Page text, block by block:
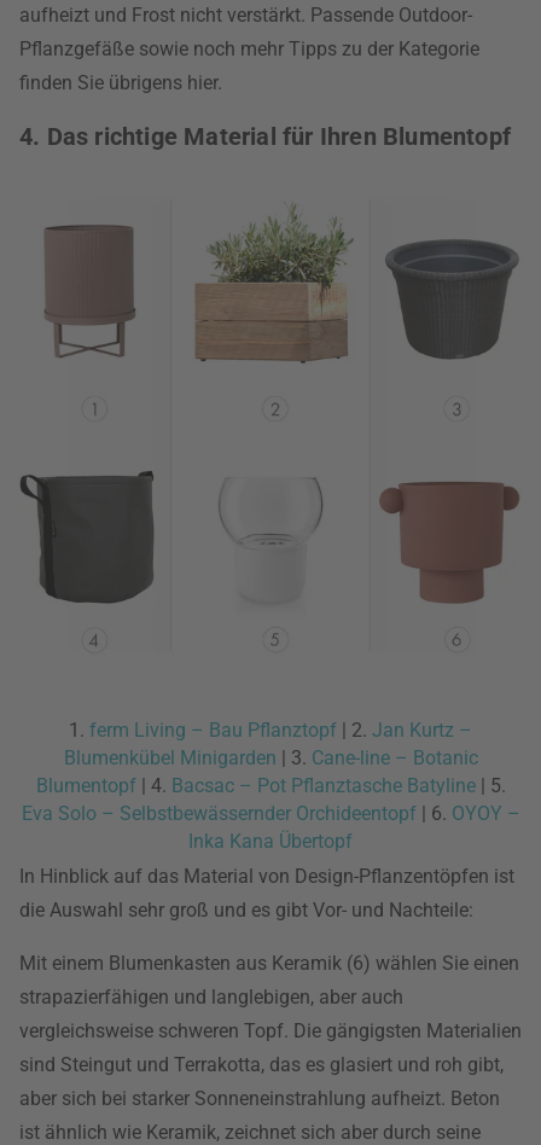
aufheizt und Frost nicht verstärkt. Passende Outdoor-
Pflanzgefäße sowie noch mehr Tipps zu der Kategorie
finden Sie übrigens hier.
4. Das richtige Material für Ihren Blumentopf
1. ferm Living – Bau Pflanztopf | 2. Jan Kurtz –
Blumenkübel Minigarden | 3. Cane-line – Botanic
Blumentopf| 4. Bacsac – Pot Pflanztasche Batyline| 5.
Eva Solo – Selbstbewässernder Orchideentopf| 6. OYOY –
Inka Kana Übertopf
In Hinblick auf das Material von Design-Pflanzentöpfen ist
die Auswahl sehr groß und es gibt Vor- und Nachteile:
Mit einem Blumenkasten aus Keramik (6) wählen Sie einen
strapazierfähigen und langlebigen, aber auch
vergleichsweise schweren Topf. Die gängigsten Materialien
sind Steingut und Terrakotta, das es glasiert und roh gibt,
aber sich bei starker Sonneneinstrahlung aufheizt. Beton
ist ähnlich wie Keramik, zeichnet sich aber durch seine